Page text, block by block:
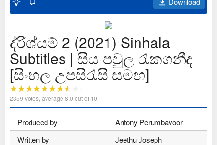
ද්රිශ්යම් 2 (2021) Sinhala
Subtitles | සිය පවුල රැකගනීද
[සිංහල උපසිරැසි සමඟ]
2359 votes, average 8.0 out of 10
Produced by
Antony Perumbavoor
Written by
Jeethu Joseph